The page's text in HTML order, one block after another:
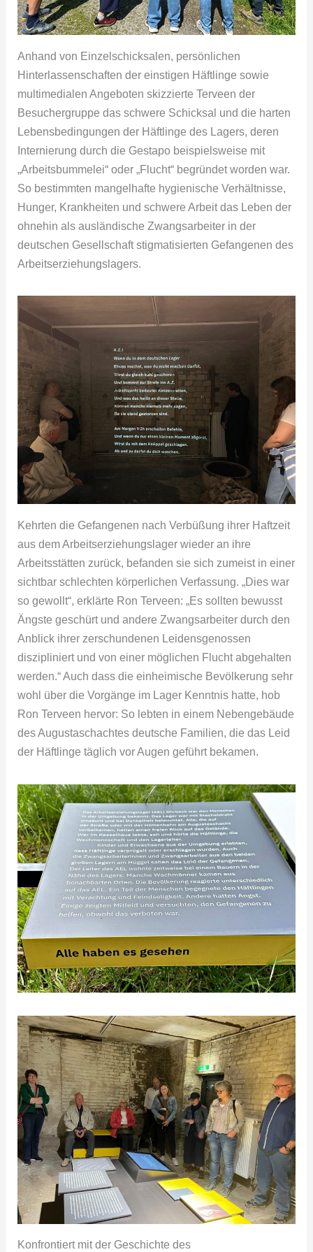
Anhand von Einzelschicksalen, persönlichen
Hinterlassenschaften der einstigen Häftlinge sowie
multimedialen Angeboten skizzierte Terveen der
Besuchergruppe das schwere Schicksal und die harten
Lebensbedingungen der Häftlinge des Lagers, deren
Internierung durch die Gestapo beispielsweise mit
„Arbeitsbummelei“ oder „Flucht“ begründet worden war.
So bestimmten mangelhafte hygienische Verhältnisse,
Hunger, Krankheiten und schwere Arbeit das Leben der
ohnehin als ausländische Zwangsarbeiter in der
deutschen Gesellschaft stigmatisierten Gefangenen des
Arbeitserziehungslagers.
Kehrten die Gefangenen nach Verbüßung ihrer Haftzeit
aus dem Arbeitserziehungslager wieder an ihre
Arbeitsstätten zurück, befanden sie sich zumeist in einer
sichtbar schlechten körperlichen Verfassung. „Dies war
so gewollt“, erklärte Ron Terveen: „Es sollten bewusst
Ängste geschürt und andere Zwangsarbeiter durch den
Anblick ihrer zerschundenen Leidensgenossen
diszipliniert und von einer möglichen Flucht abgehalten
werden.“ Auch dass die einheimische Bevölkerung sehr
wohl über die Vorgänge im Lager Kenntnis hatte, hob
Ron Terveen hervor: So lebten in einem Nebengebäude
des Augustaschachtes deutsche Familien, die das Leid
der Häftlinge täglich vor Augen geführt bekamen.
Konfrontiert mit der Geschichte des